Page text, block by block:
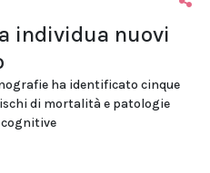
individua nuovi
ha identificato cinque
di mortalità e patologie